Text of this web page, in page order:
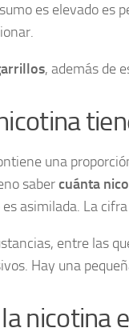
es elevado es
, además de
una
sabercuánta
asimilada. La
entre las
Hay una
nicotina